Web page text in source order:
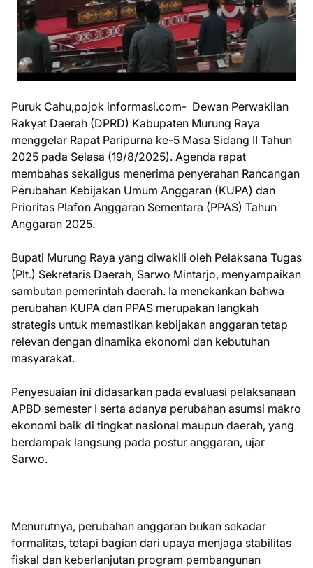
Puruk Cahu,pojok informasi.com- Dewan Perwakilan
Rakyat Daerah (DPRD) Kabupaten Murung Raya
menggelar Rapat Paripurna ke-5 Masa Sidang II Tahun
2025 pada Selasa (19/8/2025). Agenda rapat
membahas sekaligus menerima penyerahan Rancangan
Perubahan Kebijakan Umum Anggaran (KUPA) dan
Prioritas Plafon Anggaran Sementara (PPAS) Tahun
Anggaran 2025.
Bupati Murung Raya yang diwakili oleh Pelaksana Tugas
(Plt.) Sekretaris Daerah, Sarwo Mintarjo, menyampaikan
sambutan pemerintah daerah. Ia menekankan bahwa
perubahan KUPA dan PPAS merupakan langkah
strategis untuk memastikan kebijakan anggaran tetap
relevan dengan dinamika ekonomi dan kebutuhan
masyarakat.
Penyesuaian ini didasarkan pada evaluasi pelaksanaan
APBD semester I serta adanya perubahan asumsi makro
ekonomi baik di tingkat nasional maupun daerah, yang
berdampak langsung pada postur anggaran, ujar
Sarwo.
Menurutnya, perubahan anggaran bukan sekadar
formalitas, tetapi bagian dari upaya menjaga stabilitas
fiskal dan keberlanjutan program pembangunan